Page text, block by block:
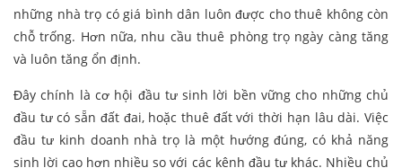
những nhà trọ có giá bình dân luôn được cho thuê không còn
chỗ trống. Hơn nữa, nhu cầu thuê phòng trọ ngày càng tăng
và luôn tăng ổn định.
Đây chính là cơ hội đầu tư sinh lời bền vững cho những chủ
đầu tư có sẵn đất đai, hoặc thuê đất với thời hạn lâu dài. Việc
đầu tư kinh doanh nhà trọ là một hướng đúng, có khả năng
sinh lời cao hơn nhiều so với các kênh đầu tư khác. Nhiều chủ